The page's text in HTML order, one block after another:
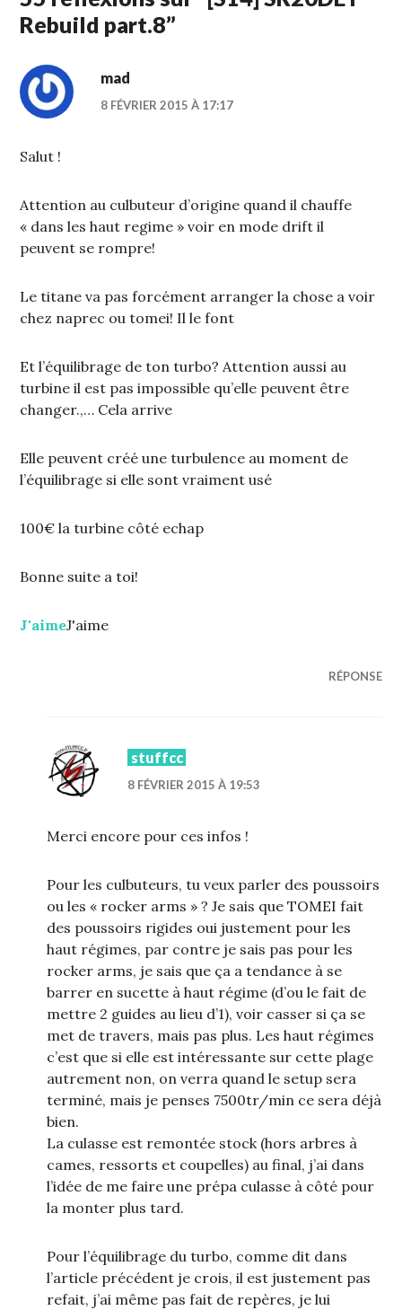
Rebuild part.8”
mad
8 FÉVRIER 2015 À 17:17
Salut !
Attention au culbuteur d’origine quand il chauffe
« dans les haut regime » voir en mode drift il
peuvent se rompre!
Le titane va pas forcément arranger la chose a voir
chez naprec ou tomei! Il le font
Et l’équilibrage de ton turbo? Attention aussi au
turbine il est pas impossible qu’elle peuvent être
changer.,… Cela arrive
Elle peuvent créé une turbulence au moment de
l’équilibrage si elle sont vraiment usé
100€ la turbine côté echap
Bonne suite a toi!
J'aimeJ'aime
RÉPONSE
stuffcc
8 FÉVRIER 2015 À 19:53
Merci encore pour ces infos !
Pour les culbuteurs, tu veux parler des poussoirs
ou les « rocker arms » ? Je sais que TOMEI fait
des poussoirs rigides oui justement pour les
haut régimes, par contre je sais pas pour les
rocker arms, je sais que ça a tendance à se
barrer en sucette à haut régime (d’ou le fait de
mettre 2 guides au lieu d’1), voir casser si ça se
met de travers, mais pas plus. Les haut régimes
c’est que si elle est intéressante sur cette plage
autrement non, on verra quand le setup sera
terminé, mais je penses 7500tr/min ce sera déjà
bien.
La culasse est remontée stock (hors arbres à
cames, ressorts et coupelles) au final, j’ai dans
l’idée de me faire une prépa culasse à côté pour
la monter plus tard.
Pour l’équilibrage du turbo, comme dit dans
l’article précédent je crois, il est justement pas
refait, j’ai même pas fait de repères, je lui